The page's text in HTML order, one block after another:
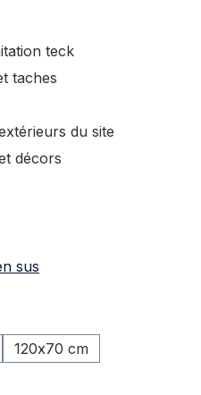
teck
taches
du site
décors
sus
120x70 cm